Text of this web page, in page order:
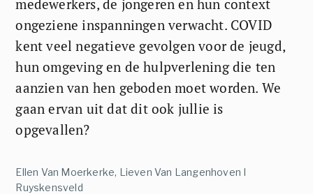
medewerkers, de jongeren en hun context
ongeziene inspanningen verwacht. COVID
kent veel negatieve gevolgen voor de jeugd,
hun omgeving en de hulpverlening die ten
aanzien van hen geboden moet worden. We
gaan ervan uit dat dit ook jullie is
opgevallen?
Ellen Van Moerkerke, Lieven Van Langenhoven I
Ruyskensveld